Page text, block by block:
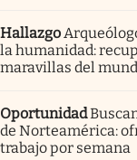
Hallazgo
la humanidad:
maravillas del
Oportunidad
de Norteamérica:
trabajo por semana